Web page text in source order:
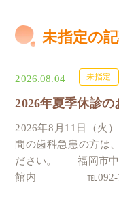
未指定の
2026.08.04 未指定
2026年夏季休診の
2026年8月11日（火
間の歯科急患の方は
ださい。 福岡市中
館内 ℡092-